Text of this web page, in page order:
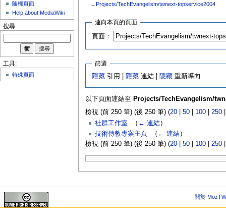
← Projects/TechEvangelism/twnext-topservice2004
連向本頁的頁面
頁面：
篩選
隱藏 引用 | 隱藏 連結 | 隱藏 重新導向
以下頁面連結至 Projects/TechEvangelism/
檢視 (前 250 筆) (後 250 筆) (20| 50| 100| 250
社群工作室‎ （ ← 連結）
技術傳教專案主頁‎ （ ← 連結）
檢視 (前 250 筆) (後 250 筆) (20| 50| 100| 250
隨機頁面
Help about MediaWiki
搜尋
工具:
特殊頁面
關於